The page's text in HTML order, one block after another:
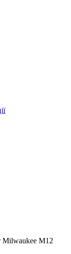
Milwaukee М12